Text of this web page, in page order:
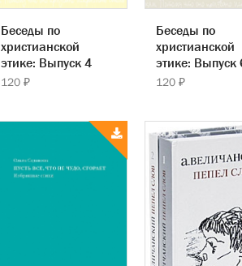
Беседы по
христианской
этике: Выпуск 4
120 ₽
Беседы по
христианской
этике: Выпуск
120 ₽